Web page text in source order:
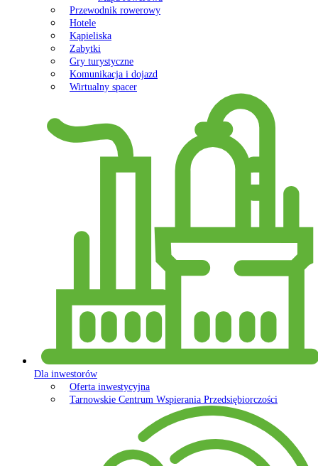
Przewodnik rowerowy
Hotele
Kąpieliska
Zabytki
Gry turystyczne
Komunikacja i dojazd
Wirtualny spacer
Dla inwestorów
Oferta inwestycyjna
Tarnowskie Centrum Wspierania Przedsiębiorczości